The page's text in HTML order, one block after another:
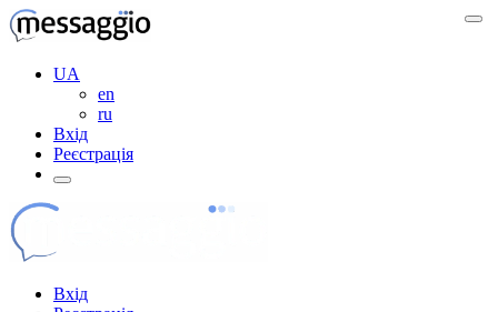
UA
en
ru
Вхід
Реєстрація
Вхід